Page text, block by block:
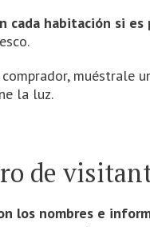
cada habitación si es
muéstrale
la luz.
de
los nombres e